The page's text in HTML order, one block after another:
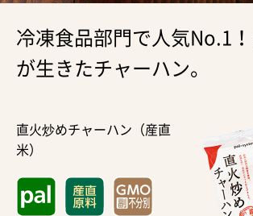
冷凍食品部門で人気No.1
が生きたチャーハン。
直火炒めチャーハン（産直
米）